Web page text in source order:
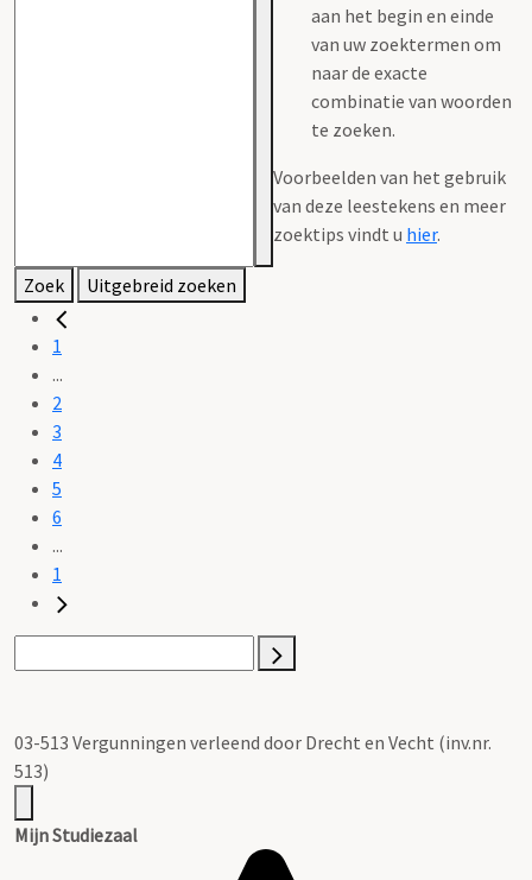
aan het begin en einde
van uw zoektermen om
naar de exacte
combinatie van woorden
te zoeken.
Voorbeelden van het gebruik
van deze leestekens en meer
zoektips vindt u hier.
Zoek Uitgebreid zoeken
1
...
2
3
4
5
6
...
1
03-513 Vergunningen verleend door Drecht en Vecht (inv.nr.
513)
Mijn Studiezaal